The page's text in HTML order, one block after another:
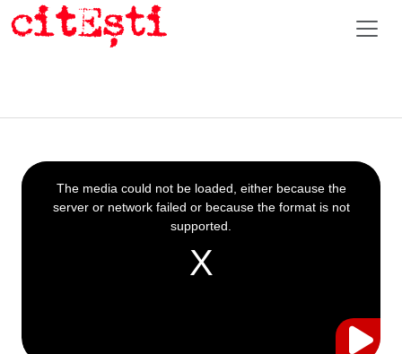
This
is
a
The media could not be loaded, either because the
server or network failed or because the format is not
supported.